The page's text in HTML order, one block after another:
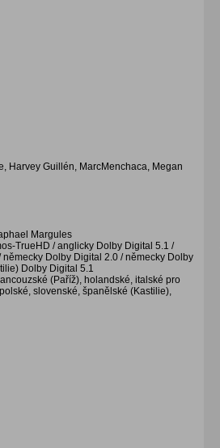
Harvey Guillén, MarcMenchaca, Megan
Margules
TrueHD / anglicky Dolby Digital 5.1 /
Dolby Digital 2.0 / německy Dolby
Dolby Digital 5.1
(Paříž), holandské, italské pro
slovenské, španělské (Kastilie),